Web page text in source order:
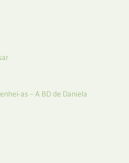
as – A BD de Daniela